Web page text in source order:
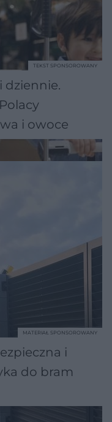
dziennie.
i owoce
TEKST SPONSOROWANY
i
do bram
MATERIAŁ SPONSOROWANY